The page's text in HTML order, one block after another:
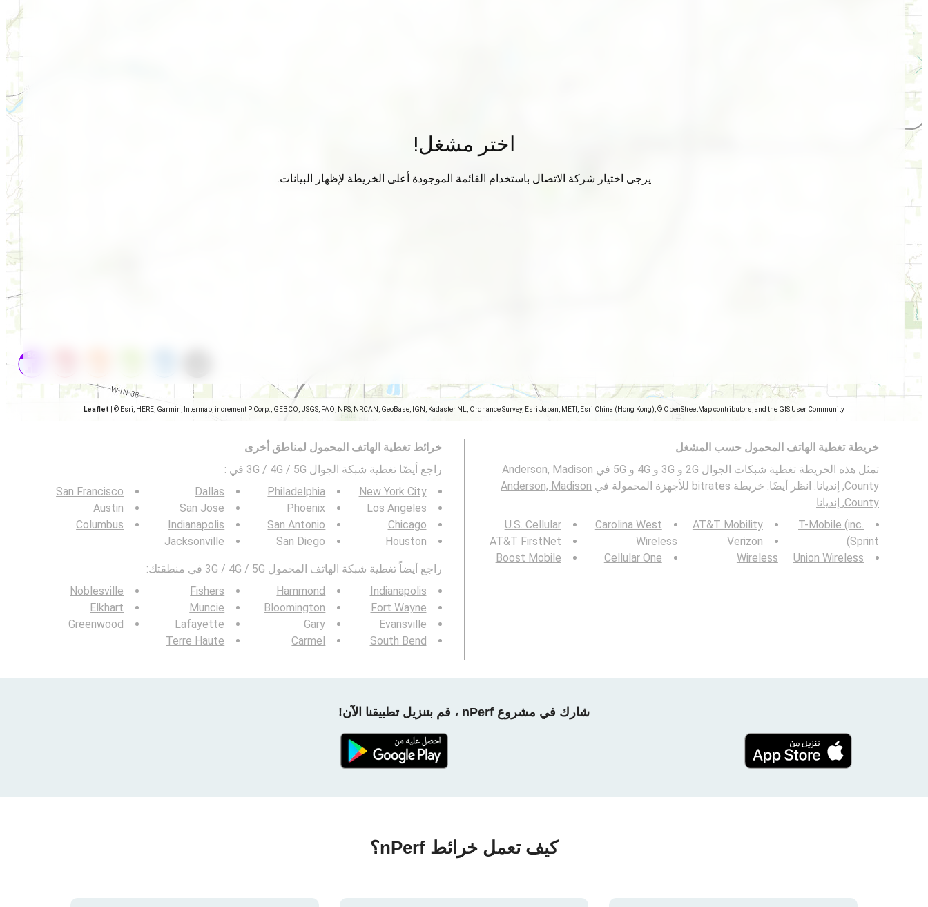
Leaflet © Esri, HERE, Garmin, Intermap, increment P Corp., GEBCO, USGS, FAO, NPS, NRCAN, GeoBase, IGN, Kadaster NL, Ordnance Survey, Esri Japan, METI, Esri China (Hong Kong), © OpenStreetMap contributors, and the GIS User Community
اختر مشغل!
يرجى اختيار شركة الاتصال باستخدام القائمة الموجودة أعلى الخريطة لإظهار البيانات.
خريطة تغطية الهاتف المحمول حسب المشغل
تمثل هذه الخريطة تغطية شبكات الجوال 2G و 3G و 4G و 5G في Anderson, Madison
County, إنديانا. انظر أيضًا: خريطة bitrates للأجهزة المحمولة في
Anderson, Madison
County, إنديانا
.
T-Mobile (inc.
Sprint)
Union Wireless
AT&T Mobility
Verizon
Wireless
Carolina West
Wireless
Cellular One
U.S. Cellular
AT&T FirstNet
Boost Mobile
خرائط تغطية الهاتف المحمول لمناطق أخرى
راجع أيضًا تغطية شبكة الجوال 3G / 4G / 5G في
:
New York City
Los Angeles
Chicago
Houston
Philadelphia
Phoenix
San Antonio
San Diego
Dallas
San Jose
Indianapolis
Jacksonville
San Francisco
Austin
Columbus
راجع أيضاً تغطية شبكة الهاتف المحمول 3G / 4G / 5G في منطقتك:
Indianapolis
Fort Wayne
Evansville
South Bend
Hammond
Bloomington
Gary
Carmel
Fishers
Muncie
Lafayette
Terre Haute
Noblesville
Elkhart
Greenwood
شارك في مشروع nPerf ، قم بتنزيل تطبيقنا الآن!
كيف تعمل خرائط nPerf؟